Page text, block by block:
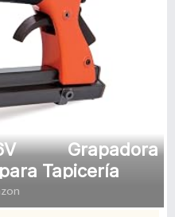
Grapadora
Tapicería